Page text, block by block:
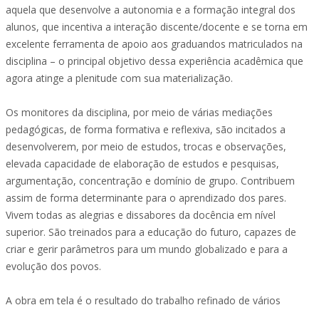
aquela que desenvolve a autonomia e a formação integral dos
alunos, que incentiva a interação discente/docente e se torna em
excelente ferramenta de apoio aos graduandos matriculados na
disciplina – o principal objetivo dessa experiência acadêmica que
agora atinge a plenitude com sua materialização.
Os monitores da disciplina, por meio de várias mediações
pedagógicas, de forma formativa e reflexiva, são incitados a
desenvolverem, por meio de estudos, trocas e observações,
elevada capacidade de elaboração de estudos e pesquisas,
argumentação, concentração e domínio de grupo. Contribuem
assim de forma determinante para o aprendizado dos pares.
Vivem todas as alegrias e dissabores da docência em nível
superior. São treinados para a educação do futuro, capazes de
criar e gerir parâmetros para um mundo globalizado e para a
evolução dos povos.
A obra em tela é o resultado do trabalho refinado de vários